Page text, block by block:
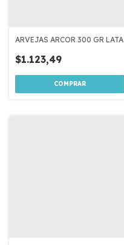
ARVEJAS ARCOR 300 GR LATA
$1.123,49